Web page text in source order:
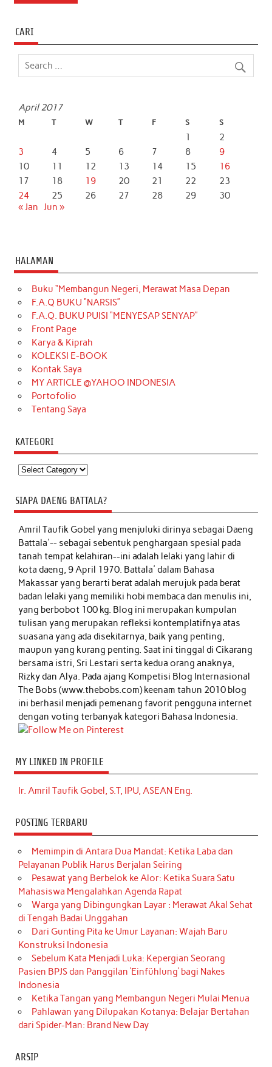
o
o
e
A
d
CARI
April 2017
M T W T F S S
1
2
3
4 5 6 7 8
9
10
11 12 13 14 15
16
17
18 19 20 21 22
23
24
25 26 27 28 29
30
« Jan Jun »
HALAMAN
Buku “Membangun Negeri, Merawat Masa Depan
F.A.Q BUKU “NARSIS”
F.A.Q. BUKU PUISI “MENYESAP SENYAP”
Front Page
Karya & Kiprah
KOLEKSI E-BOOK
Kontak Saya
MY ARTICLE @YAHOO INDONESIA
Portofolio
Tentang Saya
KATEGORI
Kategori
SIAPA DAENG BATTALA?
Amril Taufik Gobelyang menjuluki dirinya sebagai Daeng
Battala'-- sebagai sebentuk penghargaan spesial pada
tanah tempat kelahiran--ini adalah lelaki yang lahir di
kota daeng, 9 April 1970. Battala' dalam Bahasa
Makassar yang berarti berat adalah merujuk pada berat
badan lelaki yang memiliki hobi membaca dan menulis ini,
yang berbobot 100 kg. Blog ini merupakan kumpulan
tulisan yang merupakan refleksi kontemplatifnya atas
suasana yang ada disekitarnya, baik yang penting,
maupun yang kurang penting. Saat ini tinggal di Cikarang
bersama istri, Sri Lestari serta kedua orang anaknya,
Rizky dan Alya. Pada ajang Kompetisi Blog Internasional
The Bobs (www.thebobs.com) keenam tahun 2010 blog
ini berhasil menjadi pemenang favorit pengguna internet
dengan voting terbanyak kategori Bahasa Indonesia.
MY LINKED IN PROFILE
Ir. Amril Taufik Gobel, S.T, IPU, ASEAN Eng.
POSTING TERBARU
Memimpin di Antara Dua Mandat: Ketika Laba dan
Pelayanan Publik Harus Berjalan Seiring
Pesawat yang Berbelok ke Alor: Ketika Suara Satu
Mahasiswa Mengalahkan Agenda Rapat
Warga yang Dibingungkan Layar : Merawat Akal Sehat
di Tengah Badai Unggahan
Dari Gunting Pita ke Umur Layanan: Wajah Baru
Konstruksi Indonesia
Sebelum Kata Menjadi Luka: Kepergian Seorang
Pasien BPJS dan Panggilan ‘Einfühlung’ bagi Nakes
Indonesia
Ketika Tangan yang Membangun Negeri Mulai Menua
Pahlawan yang Dilupakan Kotanya: Belajar Bertahan
dari Spider-Man: Brand New Day
ARSIP